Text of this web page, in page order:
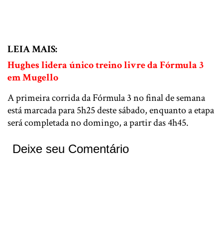
LEIA MAIS:
Hughes lidera único treino livre da Fórmula 3
em Mugello
A primeira corrida da Fórmula 3 no final de semana
está marcada para 5h25 deste sábado, enquanto a etapa
será completada no domingo, a partir das 4h45.
Deixe seu Comentário